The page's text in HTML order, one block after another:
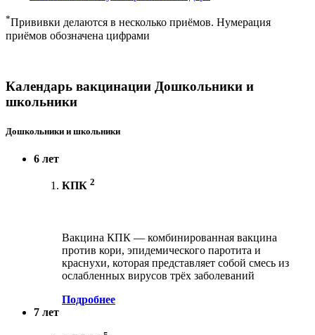
*Прививки делаются в несколько приёмов. Нумерация
приёмов обозначена цифрами
Календарь вакцинации Дошкольники и
школьники
Дошкольники и школьники
6 лет
КПК 2
Вакцина КПК — комбинированная вакцина
против кори, эпидемического паротита и
краснухи, которая представляет собой смесь из
ослабленных вирусов трёх заболеваний
Подробнее
7 лет